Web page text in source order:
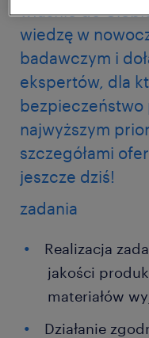
właśnie do
wiedzę w
badawczym i
ekspertów, dla
bezpieczeństwo
najwyższym
szczegółami
jeszcze dziś!
zadania
Realizacja
jakości
materiałów
Działanie